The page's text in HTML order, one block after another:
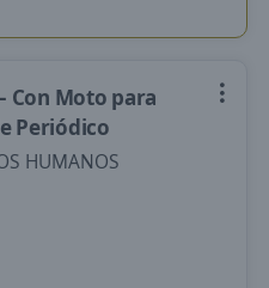
Con Moto para
Periódico
HUMANOS